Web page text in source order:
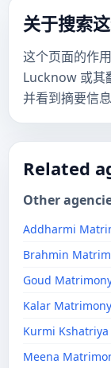
关于搜索
这个页面的作
Lucknow 或其
并看到摘要信
Related
Other
Addharmi
Brahmin
Goud
Kalar
Kurmi
Meena